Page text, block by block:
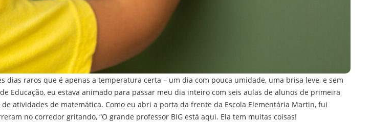
dias raros que é apenas a temperatura certa – um dia com pouca umidade, uma brisa leve, e sem
Educação, eu estava animado para passar meu dia inteiro com seis aulas de alunos de primeira
atividades de matemática. Como eu abri a porta da frente da Escola Elementária Martin, fui
no corredor gritando, “O grande professor BIG está aqui. Ela tem muitas coisas!